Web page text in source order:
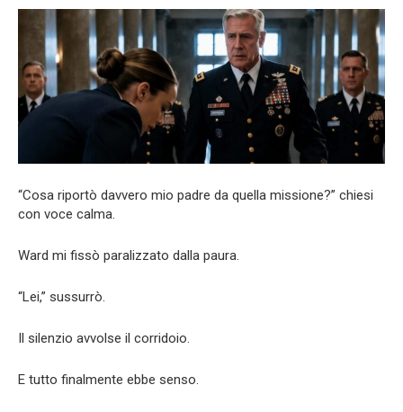
“Cosa riportò davvero mio padre da quella missione?” chiesi
con voce calma.
Ward mi fissò paralizzato dalla paura.
“Lei,” sussurrò.
Il silenzio avvolse il corridoio.
E tutto finalmente ebbe senso.